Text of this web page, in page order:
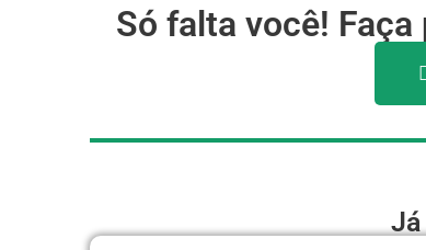
Só falta você!
Já